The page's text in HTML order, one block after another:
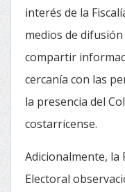
interés de la
medios de
compartir
cercanía con las
la presencia del
costarricense.
Adicionalmente, la
Electoral